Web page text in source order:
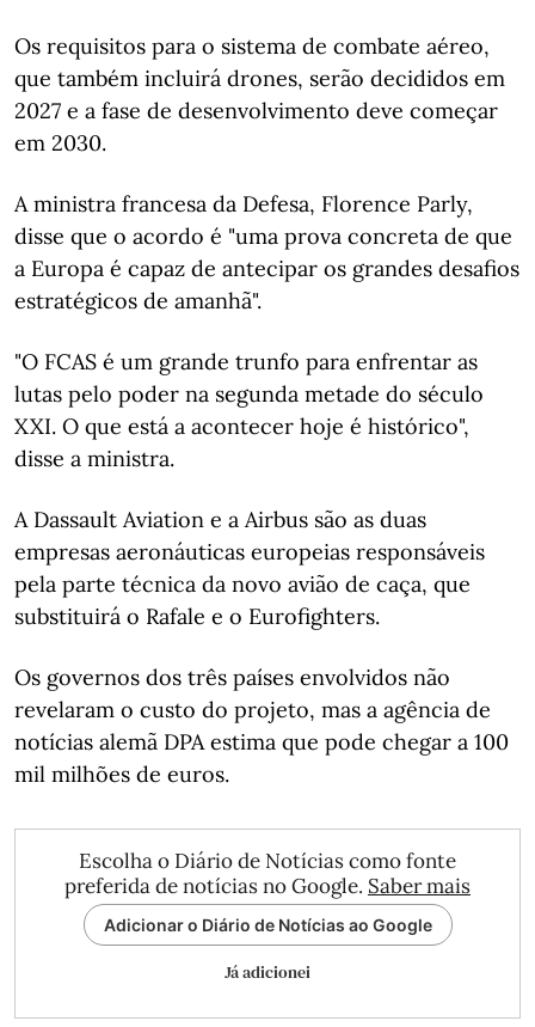
Os requisitos para o sistema de combate aéreo,
que também incluirá drones, serão decididos em
2027 e a fase de desenvolvimento deve começar
em 2030.
A ministra francesa da Defesa, Florence Parly,
disse que o acordo é "uma prova concreta de que
a Europa é capaz de antecipar os grandes desafios
estratégicos de amanhã".
"O FCAS é um grande trunfo para enfrentar as
lutas pelo poder na segunda metade do século
XXI. O que está a acontecer hoje é histórico",
disse a ministra.
A Dassault Aviation e a Airbus são as duas
empresas aeronáuticas europeias responsáveis
pela parte técnica da novo avião de caça, que
substituirá o Rafale e o Eurofighters.
Os governos dos três países envolvidos não
revelaram o custo do projeto, mas a agência de
notícias alemã DPA estima que pode chegar a 100
mil milhões de euros.
Escolha o Diário de Notícias como fonte
preferida de notícias no Google. Saber mais
Adicionar o Diário de Notícias ao Google
Já adicionei